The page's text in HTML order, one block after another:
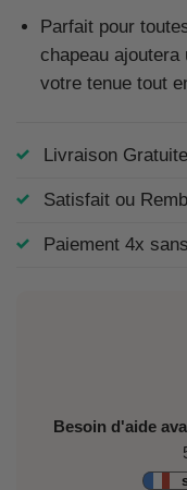
Parfait pour
chapeau ajoutera
votre tenue tout
Livraison
Satisfait ou
Paiement 4x
Besoin d'aide